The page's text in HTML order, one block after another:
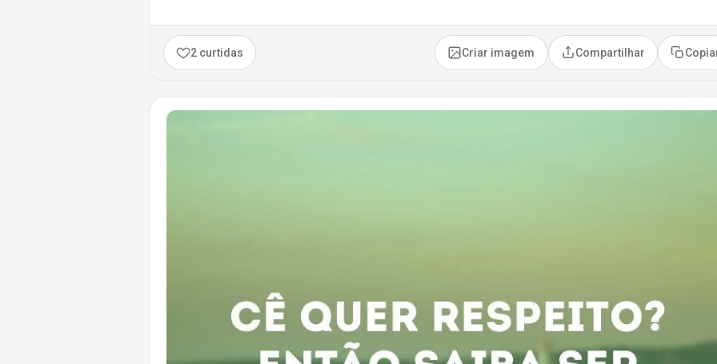
2 curtidas Criar imagem Compartilhar